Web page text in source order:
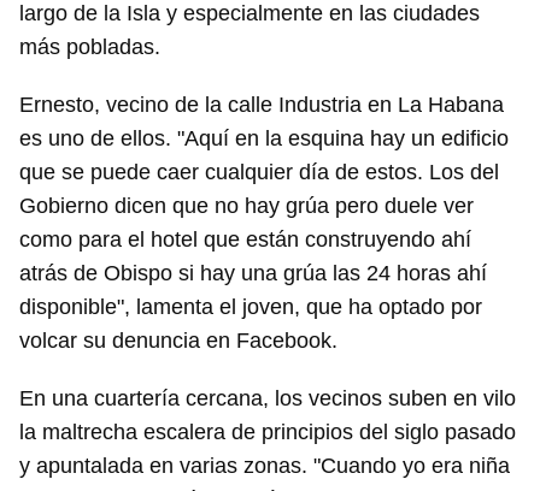
largo de la Isla y especialmente en las ciudades
más pobladas.
Ernesto, vecino de la calle Industria en La Habana
es uno de ellos. "Aquí en la esquina hay un edificio
que se puede caer cualquier día de estos. Los del
Gobierno dicen que no hay grúa pero duele ver
como para el hotel que están construyendo ahí
atrás de Obispo si hay una grúa las 24 horas ahí
disponible", lamenta el joven, que ha optado por
volcar su denuncia en Facebook.
En una cuartería cercana, los vecinos suben en vilo
la maltrecha escalera de principios del siglo pasado
y apuntalada en varias zonas. "Cuando yo era niña